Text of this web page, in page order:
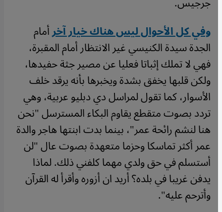
وفي كل الأحوال ليس هناك خيار آخرأمام
الجدة سيدة الكنيسي غير الانتظار أمام المقبرة،
فهي لا تملك إثباتا فعليا عن مصير جثة حفيدها،
ولكن قلبها يخفق بشدة ويخبرها بأنه يرقد خلف
الأسوار، كما تقول لمراسل دي دبليو عربية، وهي
تردد بصوت متقطع يقاوم البكاء المسترسل "نحن
هنا لنشم رائحة عمر"، بينما بدت ابنتها هاجر والدة
عمر أكثر تماسكا وحزما متعهدة بصوت عال "لن
أستسلم في حق ولدي مهما كلفني ذلك. لماذا
يدفن غريبا في بلده؟ أريد ان أزوره وأقرأ له القرآن
وأترحم عليه".